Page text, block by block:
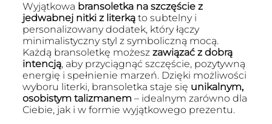
Wyjątkowa bransoletka na szczęście z
jedwabnej nitki z literkąto subtelny i
personalizowany dodatek, który łączy
minimalistyczny styl z symboliczną mocą.
Każdą bransoletkę możesz zawiązać z dobrą
intencją, aby przyciągnąć szczęście, pozytywną
energię i spełnienie marzeń. Dzięki możliwości
wyboru literki, bransoletka staje się unikalnym,
osobistym talizmanem – idealnym zarówno dla
Ciebie, jak i w formie wyjątkowego prezentu.